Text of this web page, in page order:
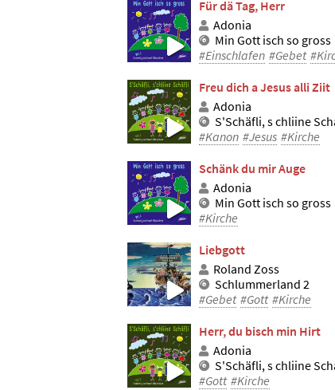
Für dä Tag, Herr
Adonia
Min Gott isch so gross
#Einschlafen #Gebet
Freu dich a Jesus alli Ziit
Adonia
S'Schäfli, s chliine
#Kanon #Jesus #Kirche
Schänk du mir Auge
Adonia
Min Gott isch so gross
#Kirche
Liebgott
Roland Zoss
Schlummerland 2
#Gebet #Gott #Kirche
Herr, du bisch min Hirt
Adonia
S'Schäfli, s chliine
#Gott #Kirche